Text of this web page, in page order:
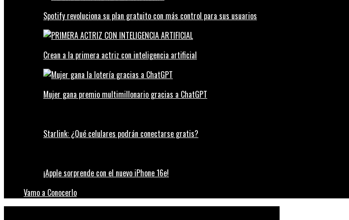
Spotify revoluciona su plan gratuito con más control para sus usuarios
Crean a la primera actriz con inteligencia artificial
Mujer gana premio multimillonario gracias a ChatGPT
Starlink: ¿Qué celulares podrán conectarse gratis?
¡Apple sorprende con el nuevo iPhone 16e!
Vamo a Conocerlo